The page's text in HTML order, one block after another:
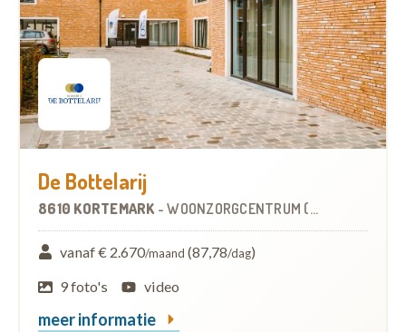
De Bottelarij
8610 KORTEMARK -WOONZORGCENTRUM (WZC)
vanaf € 2.670/maand (87,78/dag)
9 foto's
video
meer informatie